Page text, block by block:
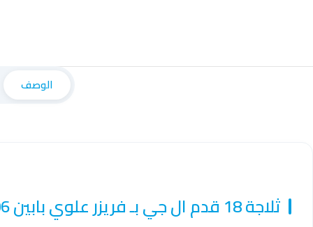
الوصف
ثلاجة 18 قدم ال جي بـ فريزر علوي بابين 506 لتر كمبروسر انفرتر شاشة لمس أبيض – LT19HBHWIN